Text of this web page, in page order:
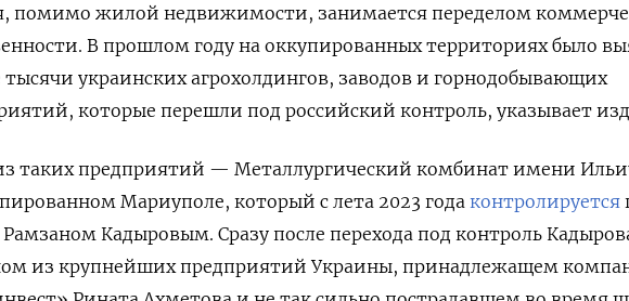
помимо жилой недвижимости, занимается переделом
В прошлом году на оккупированных территориях было
украинских агрохолдингов, заводов и горнодобывающих
которые перешли под российский контроль, указывает
таких предприятий — Металлургический комбинат имени
Мариуполе, который с лета 2023 года контролируется
Кадыровым. Сразу после перехода под контроль
из крупнейших предприятий Украины, принадлежащем